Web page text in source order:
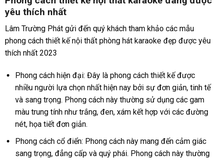
yêu thích nhất
Lâm Trường Phát gửi đến quý khách tham khảo các mẫu
phong cách thiết kế nội thất phòng hát karaoke đẹp được yêu
thích nhất 2023
Phong cách hiện đại: Đây là phong cách thiết kế được
nhiều người lựa chọn nhất hiện nay bởi sự đơn giản, tinh tế
và sang trọng. Phong cách này thường sử dụng các gam
màu trung tính như trắng, đen, xám kết hợp với các đường
nét, họa tiết đơn giản.
Phong cách cổ điển: Phong cách này mang đến cảm giác
sang trọng, đẳng cấp và quý phái. Phong cách này thường